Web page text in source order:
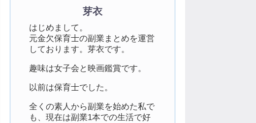
芽衣
はじめまして。
元金欠保育士の副業まとめを運営
しております。芽衣です。
趣味は女子会と映画鑑賞です。
以前は保育士でした。
全くの素人から副業を始めた私で
も、現在は副業1本での生活で好